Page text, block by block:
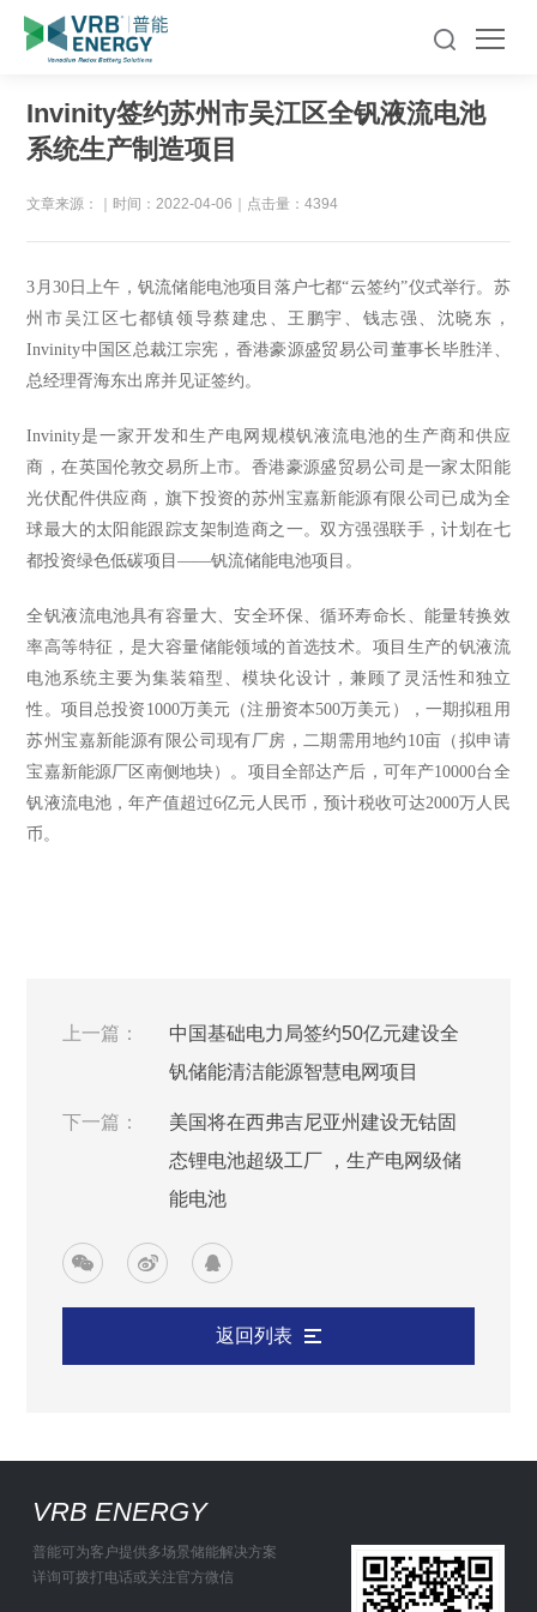
Invinity签约苏州市吴江区全钒液流电池
系统生产制造项目
文章来源： 时间：2022-04-06 点击量：4394
3月30日上午，钒流储能电池项目落户七都“云签约”仪式举行。苏
州市吴江区七都镇领导蔡建忠、王鹏宇、钱志强、沈晓东，
Invinity中国区总裁江宗宪，香港豪源盛贸易公司董事长毕胜洋、
总经理胥海东出席并见证签约。
Invinity是一家开发和生产电网规模钒液流电池的生产商和供应
商，在英国伦敦交易所上市。香港豪源盛贸易公司是一家太阳能
光伏配件供应商，旗下投资的苏州宝嘉新能源有限公司已成为全
球最大的太阳能跟踪支架制造商之一。双方强强联手，计划在七
都投资绿色低碳项目——钒流储能电池项目。
全钒液流电池具有容量大、安全环保、循环寿命长、能量转换效
率高等特征，是大容量储能领域的首选技术。项目生产的钒液流
电池系统主要为集装箱型、模块化设计，兼顾了灵活性和独立
性。项目总投资1000万美元（注册资本500万美元），一期拟租用
苏州宝嘉新能源有限公司现有厂房，二期需用地约10亩（拟申请
宝嘉新能源厂区南侧地块）。项目全部达产后，可年产10000台全
钒液流电池，年产值超过6亿元人民币，预计税收可达2000万人民
币。
上一篇：
中国基础电力局签约50亿元建设全
钒储能清洁能源智慧电网项目
下一篇：
美国将在西弗吉尼亚州建设无钴固
态锂电池超级工厂 ，生产电网级储
能电池
返回列表
VRB ENERGY
普能可为客户提供多场景储能解决方案
详询可拨打电话或关注官方微信